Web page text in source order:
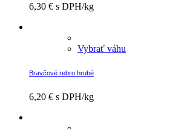
6,30 € s DPH/kg
Vybrať váhu
Bravčové rebro hrubé
6,20 € s DPH/kg